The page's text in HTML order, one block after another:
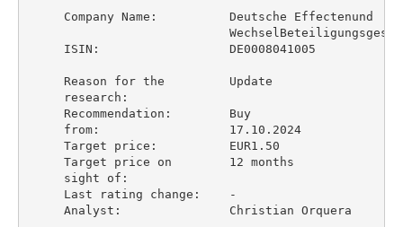
     Company Name:          Deutsche Effectenund
     ISIN:                  DE0008041005
     Reason for the         Update
     research:
     Recommendation:        Buy
     from:                  17.10.2024
     Target price:          EUR1.50
     Target price on        12 months
     sight of:
     Last rating change:    -
     Analyst:               Christian Orquera